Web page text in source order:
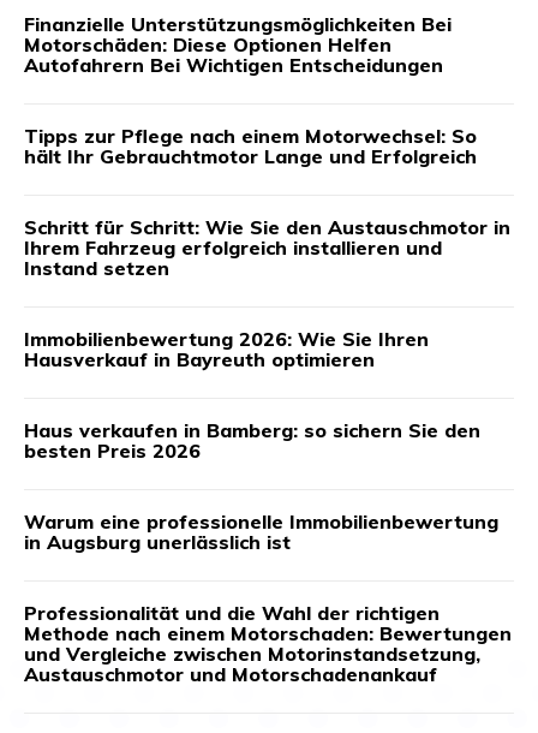
Finanzielle Unterstützungsmöglichkeiten Bei
Motorschäden: Diese Optionen Helfen
Autofahrern Bei Wichtigen Entscheidungen
Tipps zur Pflege nach einem Motorwechsel: So
hält Ihr Gebrauchtmotor Lange und Erfolgreich
Schritt für Schritt: Wie Sie den Austauschmotor in
Ihrem Fahrzeug erfolgreich installieren und
Instand setzen
Immobilienbewertung 2026: Wie Sie Ihren
Hausverkauf in Bayreuth optimieren
Haus verkaufen in Bamberg: so sichern Sie den
besten Preis 2026
Warum eine professionelle Immobilienbewertung
in Augsburg unerlässlich ist
Professionalität und die Wahl der richtigen
Methode nach einem Motorschaden: Bewertungen
und Vergleiche zwischen Motorinstandsetzung,
Austauschmotor und Motorschadenankauf